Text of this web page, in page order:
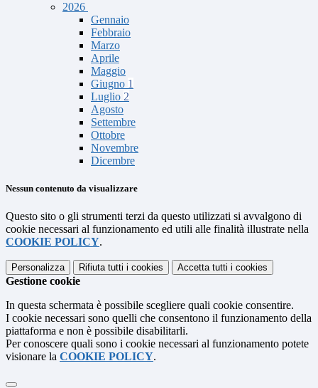
2026
Gennaio
Febbraio
Marzo
Aprile
Maggio
Giugno 1
Luglio 2
Agosto
Settembre
Ottobre
Novembre
Dicembre
Nessun contenuto da visualizzare
Questo sito o gli strumenti terzi da questo utilizzati si avvalgono di
cookie necessari al funzionamento ed utili alle finalità illustrate nella
COOKIE POLICY.
Personalizza Rifiuta tutti i cookies Accetta tutti i cookies
Gestione cookie
In questa schermata è possibile scegliere quali cookie consentire.
I cookie necessari sono quelli che consentono il funzionamento della
piattaforma e non è possibile disabilitarli.
Per conoscere quali sono i cookie necessari al funzionamento potete
visionare la COOKIE POLICY.